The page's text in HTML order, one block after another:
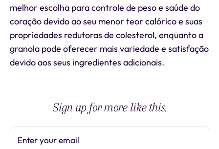
melhor escolha para controle de peso e saúde do
coração devido ao seu menor teor calórico e suas
propriedades redutoras de colesterol, enquanto a
granola pode oferecer mais variedade e satisfação
devido aos seus ingredientes adicionais.
Sign up for more like this.
Enter your email